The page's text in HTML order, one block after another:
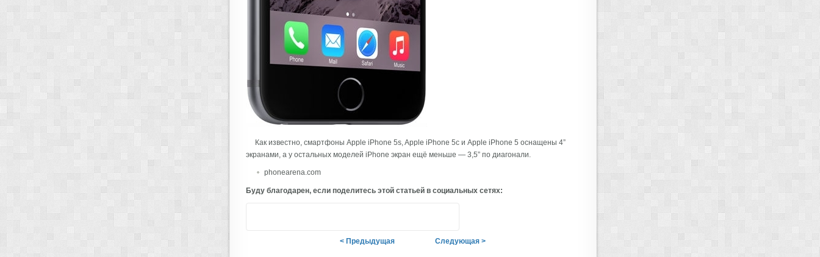
Как известно, смартфоны Apple iPhone 5s, Apple iPhone 5c и Apple iPhone 5 оснащены 4”
экранами, а у остальных моделей iPhone экран ещё меньше — 3,5” по диагонали.
phonearena.com
Буду благодарен, если поделитесь этой статьей в социальных сетях:
< Предыдущая Следующая >